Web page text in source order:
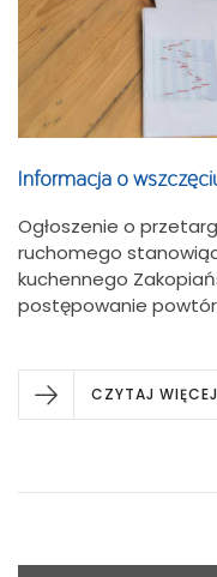
Informacja o
Ogłoszenie o
ruchomego
kuchennego
postępowanie
CZYTAJ WIĘCEJ